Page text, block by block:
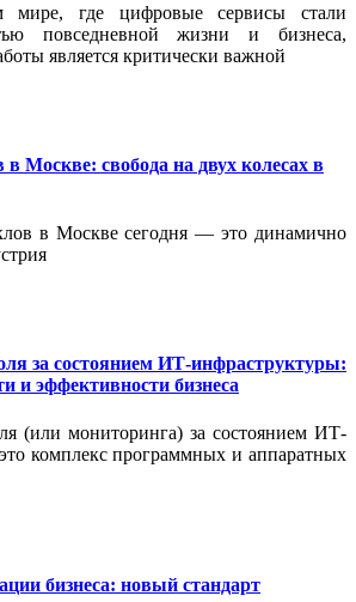
мире, где цифровые сервисы стали
повседневной жизни и бизнеса,
является критически важной
Москве: свобода на двух колесах в
в Москве сегодня — это динамично
за состоянием ИТ-инфраструктуры:
и эффективности бизнеса
(или мониторинга) за состоянием ИТ-
комплекс программных и аппаратных
бизнеса: новый стандарт